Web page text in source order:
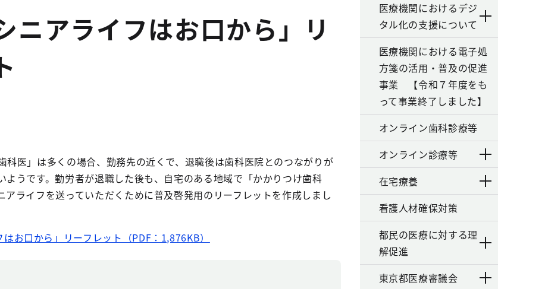
ニアライフはお口から」リ
医」は多くの場合、勤務先の近くで、退職後は歯科医院とのつながりが
ようです。勤労者が退職した後も、自宅のある地域で「かかりつけ歯科
アライフを送っていただくために普及啓発用のリーフレットを作成しまし
はお口から」リーフレット（PDF：1,876KB）
医療機関におけるデジ
タル化の支援について
医療機関における電子処
方箋の活用・普及の促進
事業 【令和７年度をも
って事業終了しました】
オンライン歯科診療等
オンライン診療等
在宅療養
看護人材確保対策
都民の医療に対する理
解促進
東京都医療審議会